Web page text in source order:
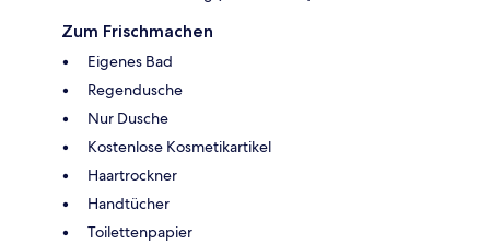
Zum Frischmachen
Eigenes Bad
Regendusche
Nur Dusche
Kostenlose Kosmetikartikel
Haartrockner
Handtücher
Toilettenpapier